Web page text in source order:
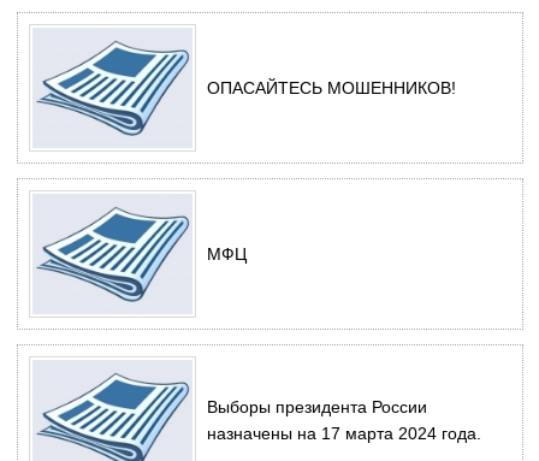
ОПАСАЙТЕСЬ МОШЕННИКОВ!
МФЦ
Выборы президента России
назначены на 17 марта 2024 года.